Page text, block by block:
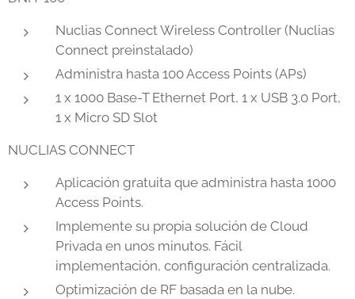
Nuclias Connect Wireless Controller (Nuclias
Connect preinstalado)
Administra hasta 100 Access Points (APs)
1 x 1000 Base-T Ethernet Port, 1 x USB 3.0 Port,
1 x Micro SD Slot
NUCLIAS CONNECT
Aplicación gratuita que administra hasta 1000
Access Points.
Implemente su propia solución de Cloud
Privada en unos minutos. Fácil
implementación, configuración centralizada.
Optimización de RF basada en la nube.